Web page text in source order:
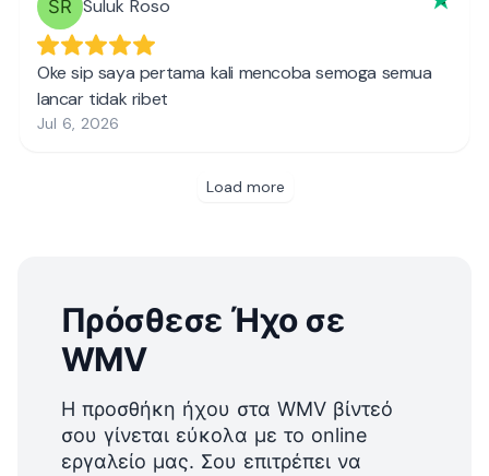
Πρόσθεσε Ήχο σε
WMV
Η προσθήκη ήχου στα WMV βίντεό
σου γίνεται εύκολα με το online
εργαλείο μας. Σου επιτρέπει να